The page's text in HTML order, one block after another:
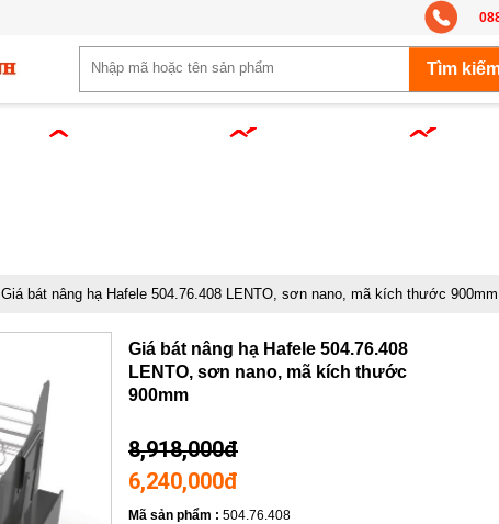
Giá bát nâng hạ Hafele 504.76.408 LENTO, sơn nano, mã kích thước 900mm
Giá bát nâng hạ Hafele 504.76.408
LENTO, sơn nano, mã kích thước
900mm
8,918,000đ
6,240,000đ
Mã sản phẩm : 504.76.408